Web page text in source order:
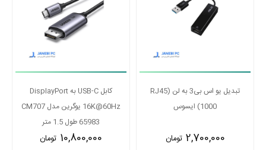
کابل USB-C به DisplayPort
16K@60Hz یوگرین مدل CM707
65983 طول 1.5 متر
10,800,000 تومان
تبدیل یو اس بی3 به لن RJ45)
1000) ایسوس
2,700,000 تومان